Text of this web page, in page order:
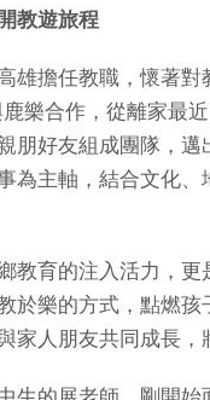
教遊旅程
雄擔任教職，懷著
樂合作，從離家最
朋好友組成團隊，
為主軸，結合文化
教育的注入活力，
於樂的方式，點燃
家人朋友共同成長，